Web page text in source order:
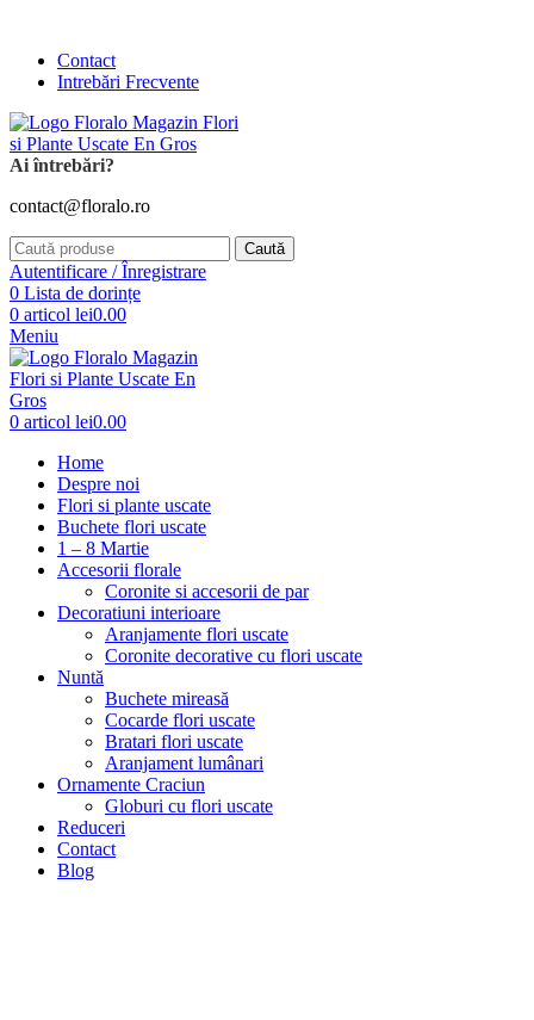
Contact
Intrebări Frecvente
Ai întrebări?
contact@floralo.ro
Caută
Autentificare / Înregistrare
0 Lista de dorințe
0 articol lei0.00
Meniu
0 articol lei0.00
Home
Despre noi
Flori si plante uscate
Buchete flori uscate
1 – 8 Martie
Accesorii florale
Coronite si accesorii de par
Decoratiuni interioare
Aranjamente flori uscate
Coronite decorative cu flori uscate
Nuntă
Buchete mireasă
Cocarde flori uscate
Bratari flori uscate
Aranjament lumânari
Ornamente Craciun
Globuri cu flori uscate
Reduceri
Contact
Blog